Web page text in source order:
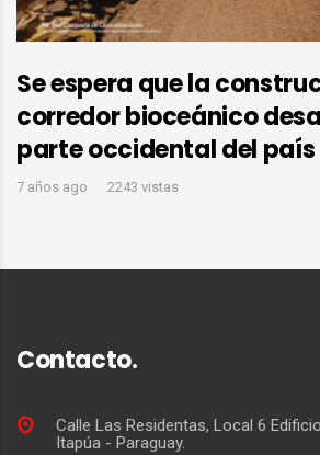
Se espera que la
corredor bioceánico
parte occidental del país
7 años ago 2243 vistas
Contacto.
Calle Las Residentas, Local 6
Itapúa - Paraguay.